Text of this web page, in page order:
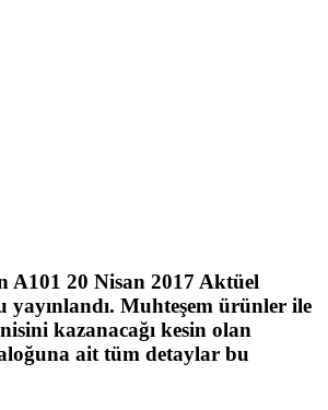
A101 20 Nisan 2017 Aktüel
Muhteşem ürünler ile
kazanacağı kesin olan
ait tüm detaylar bu